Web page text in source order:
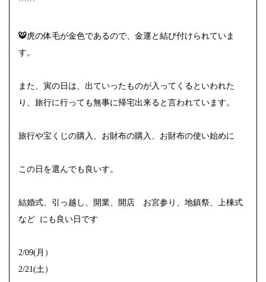
🐯虎の体毛が金色であるので、金運と結び付けられていま
す。
また、寅の日は、出ていったものが入ってくるといわれた
り、旅行に行っても無事に帰宅出来ると言われています。
旅行や宝くじの購入、お財布の購入、お財布の使い始めに
この日を選んでも良いす。
結婚式、引っ越し、開業、開店 お宮参り、地鎮祭、上棟式
など にも良い日です
2/09(月）
2/21(土）